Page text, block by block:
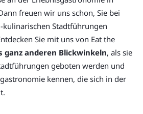
freuen wir uns schon, Sie bei
Stadtführungen
Sie mit uns von Eat the
ganz anderen Blickwinkeln, als sie
geboten werden und
kennen, die sich in der